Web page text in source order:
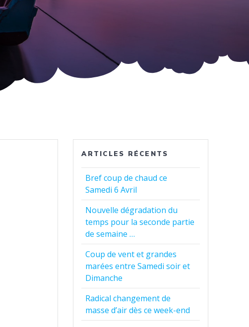
ARTICLES RÉCENTS
Bref coup de chaud ce
Samedi 6 Avril
Nouvelle dégradation du
temps pour la seconde partie
de semaine …
Coup de vent et grandes
marées entre Samedi soir et
Dimanche
Radical changement de
masse d’air dès ce week-end